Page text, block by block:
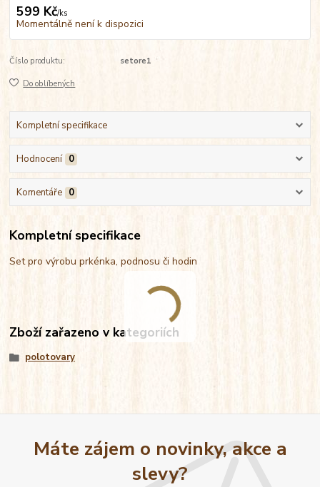
599 Kč/ks
Momentálně není k dispozici
Číslo produktu: setore1
Do oblíbených
Kompletní specifikace
Hodnocení 0
Komentáře 0
Kompletní specifikace
Set pro výrobu prkénka, podnosu či hodin
Zboží zařazeno v kategoriích
polotovary
Máte zájem o novinky, akce a
slevy?